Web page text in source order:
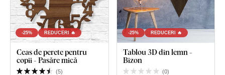
-25% REDUCERI 🔥
Ceas de perete pentru
copii - Pasăre mică
(5)
-25% REDUCERI 🔥
Tablou 3D din lemn -
Bizon
(0)